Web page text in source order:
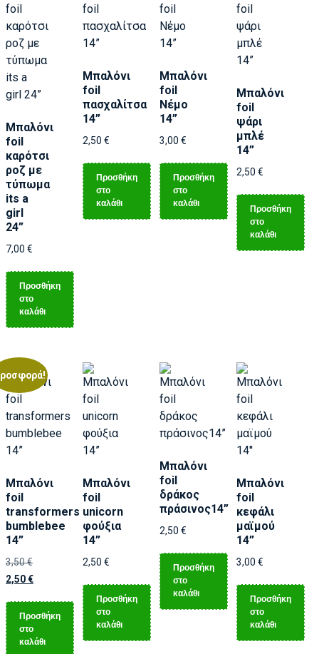
Μπαλόνι
foil
καρότσι
ροζ με
τύπωμα
its a
girl
24”
7,00 €
Προσθήκη
στο
καλάθι
Μπαλόνι
foil
πασχαλίτσα
14”
2,50 €
Προσθήκη
στο
καλάθι
Μπαλόνι
foil
Νέμο
14”
3,00 €
Προσθήκη
στο
καλάθι
Μπαλόνι
foil
ψάρι
μπλέ
14”
2,50 €
Προσθήκη
στο
καλάθι
Μπαλόνι
foil
transformers
bumblebee
14”
3,50€
2,50€
Προσθήκη
στο
καλάθι
Μπαλόνι
foil
unicorn
φούξια
14”
2,50 €
Προσθήκη
στο
καλάθι
Μπαλόνι
foil
δράκος
πράσινος14”
2,50 €
Προσθήκη
στο
καλάθι
Μπαλόνι
foil
κεφάλι
μαϊμού
14”
3,00 €
Προσθήκη
στο
καλάθι